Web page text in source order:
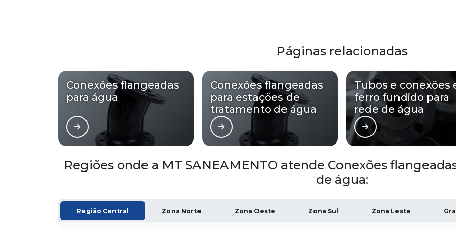
Páginas relacionadas
Conexões flangeadas
para água
Conexões flangeadas
para estações de
tratamento de água
Tubos e conexões
ferro fundido para
rede de água
Regiões onde a MT SANEAMENTO atende Conexões
de água:
Região Central Zona Norte Zona Oeste Zona Sul Zona Leste